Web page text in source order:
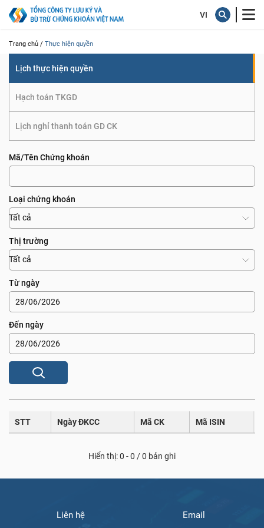
Trang chủ / Thực hiện quyền
Lịch thực hiện quyền
Hạch toán TKGD
Lịch nghỉ thanh toán GD CK
Mã/Tên Chứng khoán
Loại chứng khoán
Tất cả
Thị trường
Tất cả
Từ ngày
Đến ngày
STT Ngày ĐKCC Mã CK Mã ISIN
Hiển thị: 0 - 0 / 0 bản ghi
Liên hệ Email